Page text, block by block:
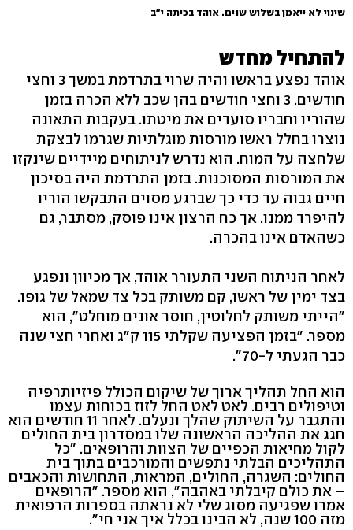
שינוי לא ייאמן בשלוש שנים. אוהד בכיתה י"ב
להתחיל מחדש
אוהד נפצע בראשו והיה שרוי בתרדמת במשך 3 וחצי
חודשים. 3 וחצי חודשים בהן שכב ללא הכרה בזמן
שהוריו וחבריו סועדים את מיטתו. בעקבות התאונה
נוצרו בחלל ראשו מורסות מוגלתיות שגרמו לבצקת
שלחצה על המוח. הוא נדרש לניתוחים מיידיים שינקזו
את המורסות המסוכנות. בזמן התרדמת היה בסיכון
חיים גבוה עד כדי כך שברגע מסוים התבקשו הוריו
להיפרד ממנו. אך כח הרצון אינו פוסק, מסתבר, גם
כשהאדם אינו בהכרה.
לאחר הניתוח השני התעורר אוהד, אך מכיוון ונפגע
בצד ימין של ראשו, קם משותק בכל צד שמאל של גופו.
"הייתי משותק לחלוטין, חוסר אונים מוחלט", הוא
מספר. "בזמן הפציעה שקלתי 115 ק"ג ואחרי חצי שנה
כבר הגעתי ל-70".
הוא החל תהליך ארוך של שיקום הכולל פיזיותרפיה
וטיפולים רבים. לאט לאט החל לזוז בכוחות עצמו
והתגבר על השיתוק שהלך ונעלם. לאחר 11 חודשים הוא
חגג את ההליכה הראשונה שלו במסדרון בית החולים
לקול מחיאות הכפיים של הצוות והרופאים. "כל
התהליכים הבלתי נתפשים והמורכבים בתוך בית
החולים: השגרה, החולים, המראות, התחושות והכאבים
– את כולם קיבלתי באהבה", הוא מספר. "הרופאים
אמרו שפגיעה מסוג שלי לא נראתה בספרות הרפואית
מזה 100 שנה, לא הבינו בכלל איך אני חי".